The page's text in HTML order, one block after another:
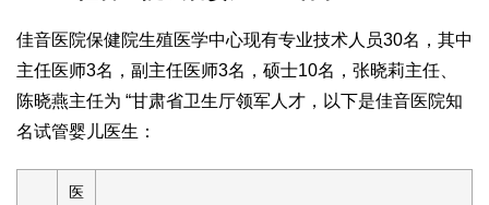
佳音医院保健院生殖医学中心现有专业技术人员30名，其中
主任医师3名，副主任医师3名，硕士10名，张晓莉主任、
陈晓燕主任为 “甘肃省卫生厅领军人才，以下是佳音医院知
名试管婴儿医生：
医